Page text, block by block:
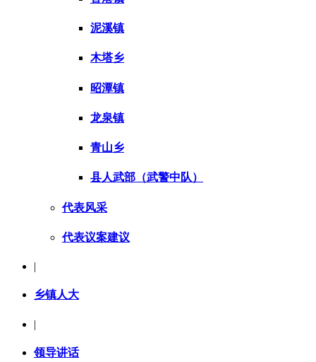
泥溪镇
木塔乡
昭潭镇
龙泉镇
青山乡
县人武部（武警中队）
代表风采
代表议案建议
|
乡镇人大
|
领导讲话